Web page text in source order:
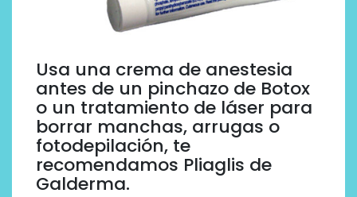
Usa una crema de anestesia
antes de un pinchazo de Botox
o un tratamiento de láser para
borrar manchas, arrugas o
fotodepilación, te
recomendamos Pliaglis de
Galderma.